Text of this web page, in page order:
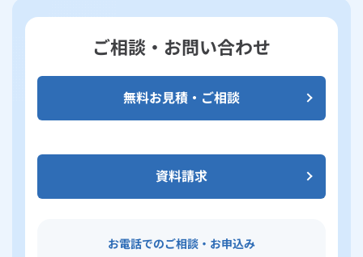
ご相談・お問い合わせ
無料お見積・ご相談
資料請求
お電話でのご相談・お申込み